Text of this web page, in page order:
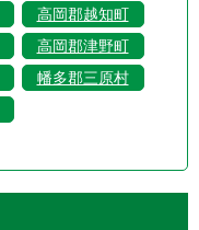
高岡郡越知町
高岡郡津野町
幡多郡三原村